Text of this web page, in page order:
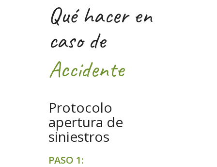
Qué hacer en
caso de
Accidente
Protocolo
apertura de
siniestros
PASO 1: